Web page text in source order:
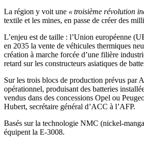
La région y voit une « troisième révolution
textile et les mines, en passe de créer des
L’enjeu est de taille : l’Union européenne
en 2035 la vente de véhicules thermiques
création à marche forcée d’une filière
retard sur les constructeurs asiatiques de
Sur les trois blocs de production prévus par
opérationnel, produisant des batteries
vendus dans des concessions Opel ou
Hubert, secrétaire général d’ACC à l’AFP.
Basés sur la technologie NMC (nickel-
équipent la E-3008.